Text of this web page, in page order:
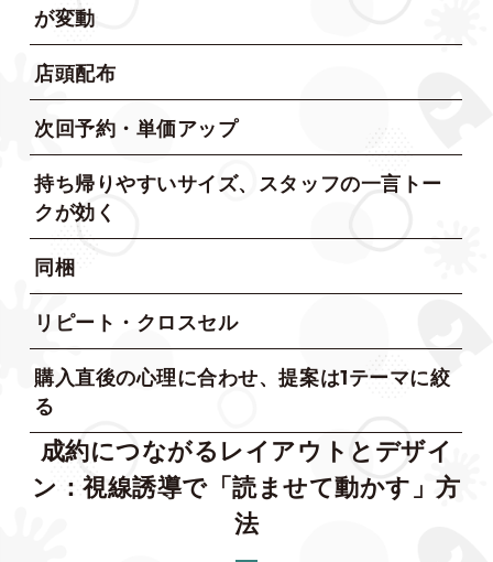
が変動
店頭配布
次回予約・単価アップ
持ち帰りやすいサイズ、スタッフの一言トー
クが効く
同梱
リピート・クロスセル
購入直後の心理に合わせ、提案は1テーマに絞
る
成約につながるレイアウトとデザイ
ン：視線誘導で「読ませて動かす」方
法